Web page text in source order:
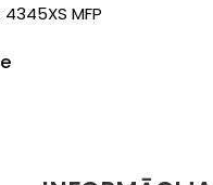
MFP